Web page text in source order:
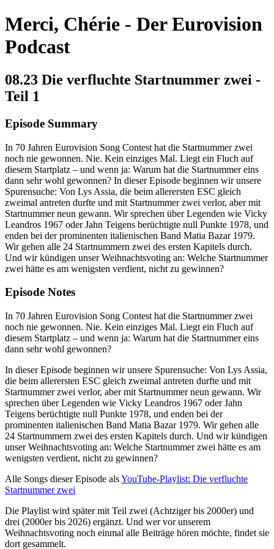
Merci, Chérie - Der Eurovision
Podcast
08.23 Die verfluchte Startnummer zwei -
Teil 1
Episode Summary
In 70 Jahren Eurovision Song Contest hat die Startnummer zwei
noch nie gewonnen. Nie. Kein einziges Mal. Liegt ein Fluch auf
diesem Startplatz – und wenn ja: Warum hat die Startnummer eins
dann sehr wohl gewonnen? In dieser Episode beginnen wir unsere
Spurensuche: Von Lys Assia, die beim allerersten ESC gleich
zweimal antreten durfte und mit Startnummer zwei verlor, aber mit
Startnummer neun gewann. Wir sprechen über Legenden wie Vicky
Leandros 1967 oder Jahn Teigens berüchtigte null Punkte 1978, und
enden bei der prominenten italienischen Band Matia Bazar 1979.
Wir gehen alle 24 Startnummern zwei des ersten Kapitels durch.
Und wir kündigen unser Weihnachtsvoting an: Welche Startnummer
zwei hätte es am wenigsten verdient, nicht zu gewinnen?
Episode Notes
In 70 Jahren Eurovision Song Contest hat die Startnummer zwei
noch nie gewonnen. Nie. Kein einziges Mal. Liegt ein Fluch auf
diesem Startplatz – und wenn ja: Warum hat die Startnummer eins
dann sehr wohl gewonnen?
In dieser Episode beginnen wir unsere Spurensuche: Von Lys Assia,
die beim allerersten ESC gleich zweimal antreten durfte und mit
Startnummer zwei verlor, aber mit Startnummer neun gewann. Wir
sprechen über Legenden wie Vicky Leandros 1967 oder Jahn
Teigens berüchtigte null Punkte 1978, und enden bei der
prominenten italienischen Band Matia Bazar 1979. Wir gehen alle
24 Startnummern zwei des ersten Kapitels durch. Und wir kündigen
unser Weihnachtsvoting an: Welche Startnummer zwei hätte es am
wenigsten verdient, nicht zu gewinnen?
Alle Songs dieser Episode alsYouTube-Playlist: Die verfluchte
Startnummer zwei
Die Playlist wird später mit Teil zwei (Achtziger bis 2000er) und
drei (2000er bis 2026) ergänzt. Und wer vor unserem
Weihnachtsvoting noch einmal alle Beiträge hören möchte, findet sie
dort gesammelt.